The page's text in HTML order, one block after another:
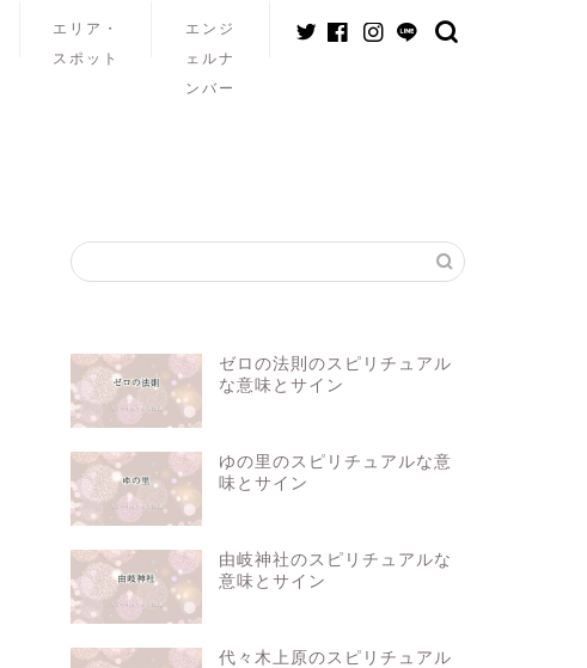
エリア・
スポット
エンジ
ェルナ
ンバー
ゼロの法則のスピリチュアル
な意味とサイン
ゆの里のスピリチュアルな意
味とサイン
由岐神社のスピリチュアルな
意味とサイン
代々木上原のスピリチュアル